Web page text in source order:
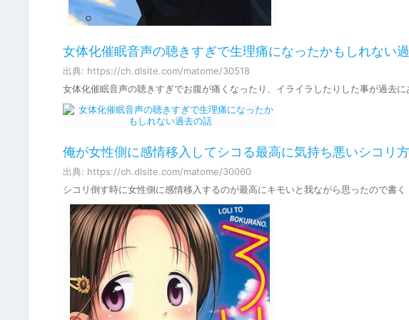
女体化催眠音声の聴きすぎで生理痛になったかもしれない
出典: https://ch.dlsite.com/matome/30518
女体化催眠音声の聴きすぎでお腹が痛くなったり、イライラしたりした事が過去
俺が女性側に感情移入してシコる最高に気持ち悪いシコリ
出典: https://ch.dlsite.com/matome/30060
シコリ倒す時に女性側に感情移入するのが最高にキモいと我ながら思ったので書く